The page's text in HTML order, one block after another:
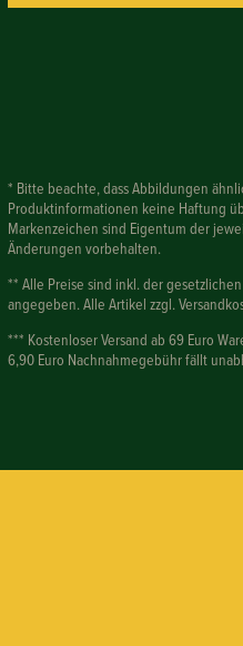
* Bitte beachte, dass Abbildungen
Produktinformationen keine Haftung
Markenzeichen sind Eigentum der
Änderungen vorbehalten.
** Alle Preise sind inkl. der
angegeben. Alle Artikel zzgl.
*** Kostenloser Versand ab 69 Euro
6,90 Euro Nachnahmegebühr fällt